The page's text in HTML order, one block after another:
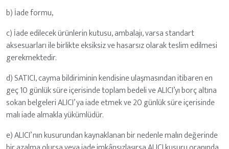
b) İade formu,
c) İade edilecek ürünlerin kutusu, ambalajı, varsa standart
aksesuarları ile birlikte eksiksiz ve hasarsız olarak teslim edilmesi
gerekmektedir.
d) SATICI, cayma bildiriminin kendisine ulaşmasından itibaren en
geç 10 günlük süre içerisinde toplam bedeli ve ALICI’yı borç altına
sokan belgeleri ALICI’ ya iade etmek ve 20 günlük süre içerisinde
malı iade almakla yükümlüdür.
e) ALICI’ nın kusurundan kaynaklanan bir nedenle malın değerinde